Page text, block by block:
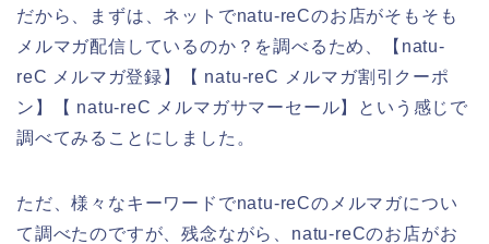
だから、まずは、ネットでnatu-reCのお店がそもそも
メルマガ配信しているのか？を調べるため、【natu-
reC メルマガ登録】【 natu-reC メルマガ割引クーポ
ン】【 natu-reC メルマガサマーセール】という感じで
調べてみることにしました。
ただ、様々なキーワードでnatu-reCのメルマガについ
て調べたのですが、残念ながら、natu-reCのお店がお